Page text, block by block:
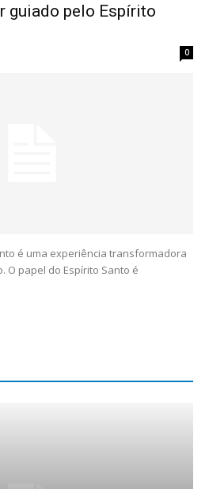
guiado pelo Espírito
0
é uma experiência transformadora
O papel do Espírito Santo é